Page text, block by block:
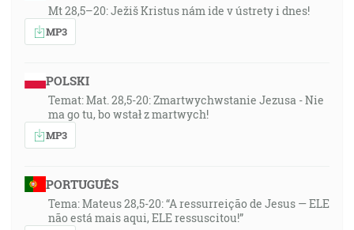
Mt 28,5–20: Ježiš Kristus nám ide v ústrety i dnes!
MP3
POLSKI
Temat: Mat. 28,5-20: Zmartwychwstanie Jezusa - Nie
ma go tu, bo wstał z martwych!
MP3
PORTUGUÊS
Tema: Mateus 28,5-20: “A ressurreição de Jesus — ELE
não está mais aqui, ELE ressuscitou!”